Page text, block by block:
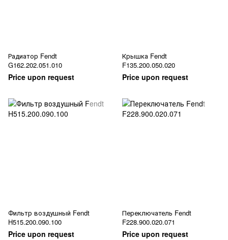
Радиатор Fendt
G162.202.051.010
Price upon request
Крышка Fendt
F135.200.050.020
Price upon request
Фильтр воздушный Fendt
H515.200.090.100
Price upon request
Переключатель Fendt
F228.900.020.071
Price upon request